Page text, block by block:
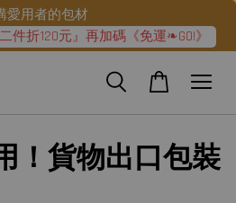
愛用者的包材
件折120元』再加碼《免運❧GO!》
！貨物出口包裝